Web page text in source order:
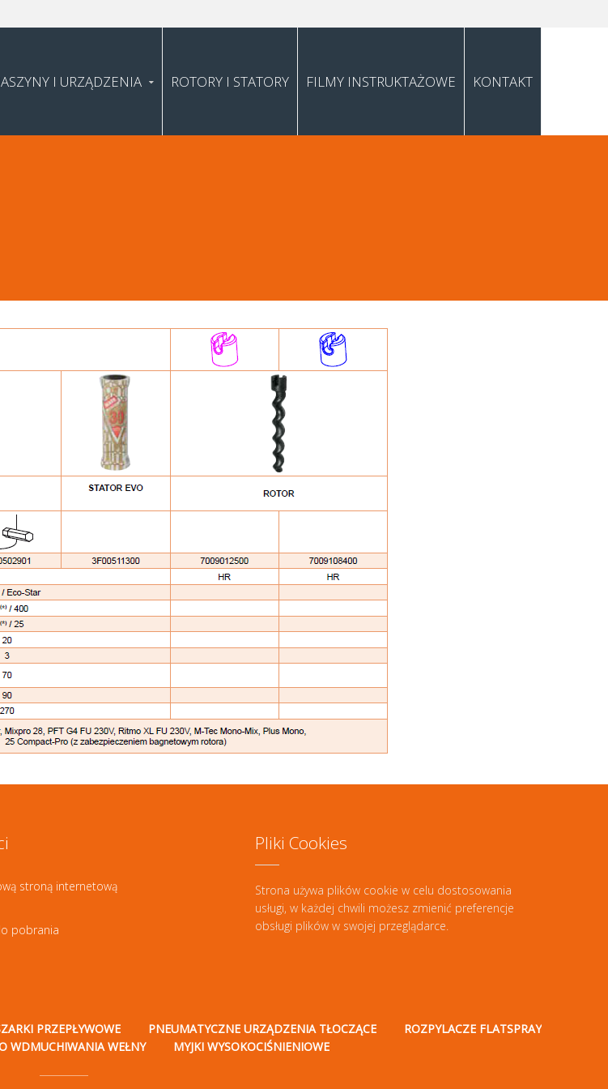
I URZĄDZENIA ROTORY I STATORY FILMY INSTRUKTAŻOWE KONTAKT
stroną internetową
pobrania
Pliki Cookies
Strona używa plików cookie w celu dostosowania
usługi, w każdej chwili możesz zmienić preferencje
obsługi plików w swojej przeglądarce.
PRZEPŁYWOWE PNEUMATYCZNE URZĄDZENIA TŁOCZĄCE
ROZPYLACZE FLATSPRAY
WDMUCHIWANIA WEŁNY MYJKI WYSOKOCIŚNIENIOWE